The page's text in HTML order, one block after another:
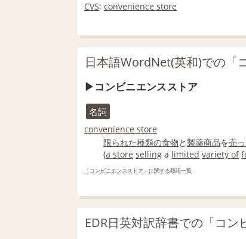
CVS; convenience store
日本語WordNet(英和)での「
コンビニエンスストア
名詞
convenience store
限られた種類の食物と製薬商品を売
(a store selling a limited variety of
「コンビニエンスストア」に関する類語一覧
EDR日英対訳辞書での「コ